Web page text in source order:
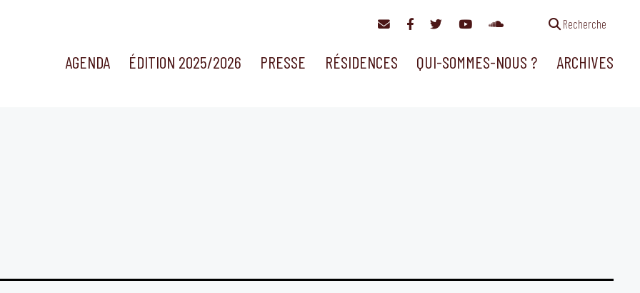
Recherche
AGENDA ÉDITION 2025/2026 PRESSE RÉSIDENCES QUI-SOMMES-NOUS ? ARCHIVES